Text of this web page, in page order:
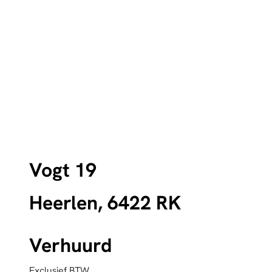
Vogt 19
Heerlen, 6422 RK
Verhuurd